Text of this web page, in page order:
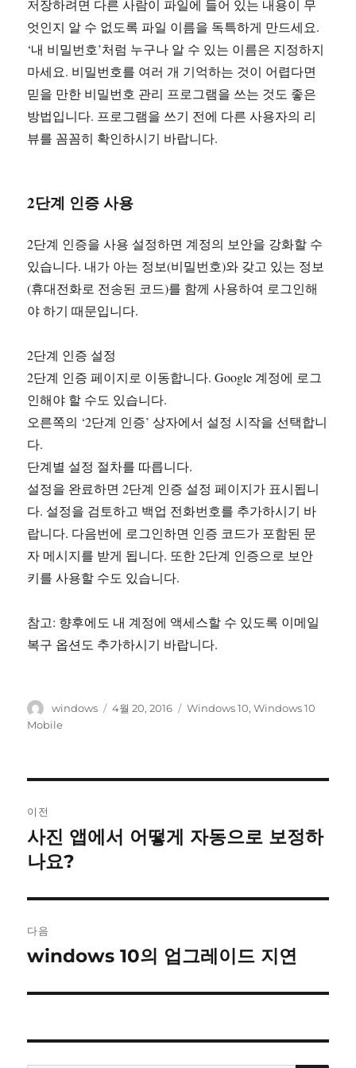
저장하려면 다른 사람이 파일에 들어 있는 내용이 무
엇인지 알 수 없도록 파일 이름을 독특하게 만드세요.
‘내 비밀번호’처럼 누구나 알 수 있는 이름은 지정하지
마세요. 비밀번호를 여러 개 기억하는 것이 어렵다면
믿을 만한 비밀번호 관리 프로그램을 쓰는 것도 좋은
방법입니다. 프로그램을 쓰기 전에 다른 사용자의 리
뷰를 꼼꼼히 확인하시기 바랍니다.
2단계 인증 사용
2단계 인증을 사용 설정하면 계정의 보안을 강화할 수
있습니다. 내가 아는 정보(비밀번호)와 갖고 있는 정보
(휴대전화로 전송된 코드)를 함께 사용하여 로그인해
야 하기 때문입니다.
2단계 인증 설정
2단계 인증 페이지로 이동합니다. Google 계정에 로그
인해야 할 수도 있습니다.
오른쪽의 ‘2단계 인증’ 상자에서 설정 시작을 선택합니
다.
단계별 설정 절차를 따릅니다.
설정을 완료하면 2단계 인증 설정 페이지가 표시됩니
다. 설정을 검토하고 백업 전화번호를 추가하시기 바
랍니다. 다음번에 로그인하면 인증 코드가 포함된 문
자 메시지를 받게 됩니다. 또한 2단계 인증으로 보안
키를 사용할 수도 있습니다.
참고: 향후에도 내 계정에 액세스할 수 있도록 이메일
복구 옵션도 추가하시기 바랍니다.
글
쓴
windows
작
4월 20, 2016
태
Windows 10,Windows 10
Mobile
내
비
게
이
션
이전
이
전
사진 앱에서 어떻게 자동으로 보정하
나요?
다음
다
글:
windows 10의 업그레이드 지연